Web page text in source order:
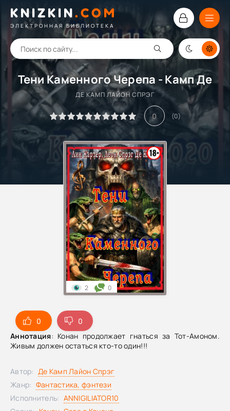
KNIZKIN. COM
ЭЛЕКТРОННАЯ БИБЛИОТЕКА
Тени Каменного Черепа - Камп Де
ДЕ КАМП ЛАЙОН СПРЭГ
0 (0)
0
0
Аннотация: Конан продолжает гнаться за Тот-Амоном.
Живым должен остаться кто-то один!!!
2 0
Автор: Де Камп Лайон Спрэг
Жанр: Фантастика, фэнтези
Исполнитель: ANNIGILIATOR10